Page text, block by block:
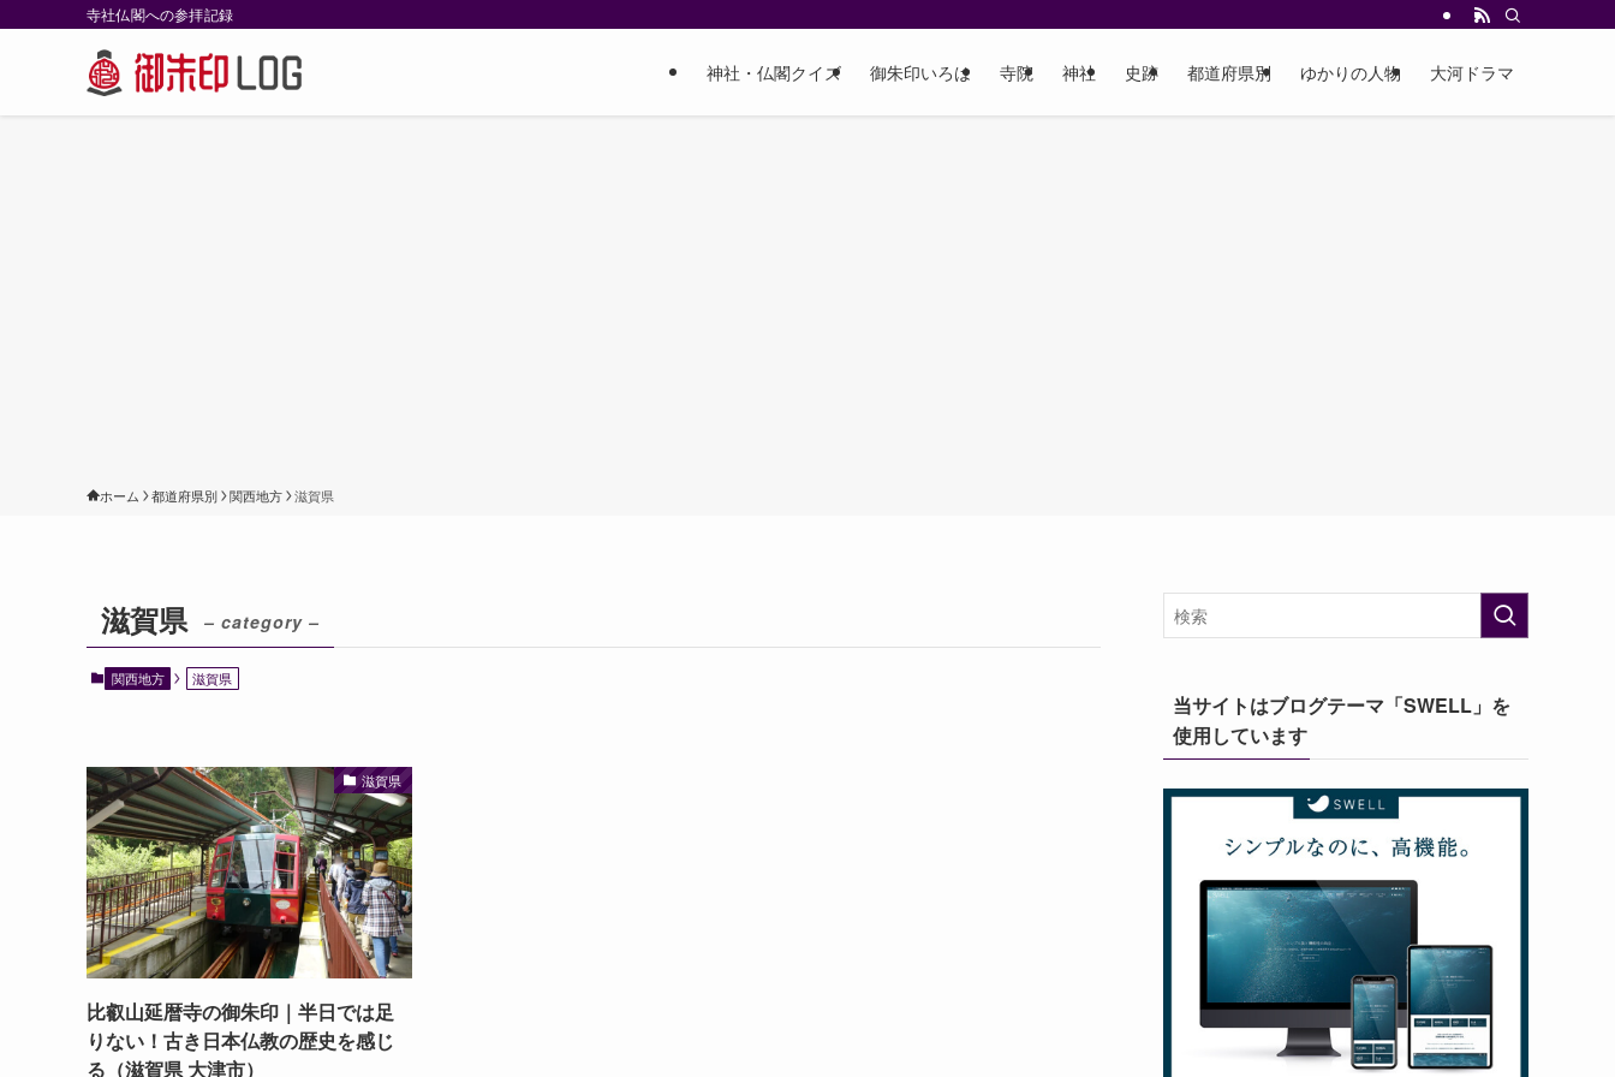
寺社仏閣への参拝記録
神社・仏閣クイズ 御朱印いろは 寺院 神社 史跡 都道府県別 ゆかりの人物 大河ドラマ
ホーム 都道府県別 関西地方 滋賀県
滋賀県 – category –
関西地方 滋賀県
滋賀県
比叡山延暦寺の御朱印｜半日では足
りない！古き日本仏教の歴史を感じ
る（滋賀県 大津市）
当サイトはブログテーマ「SWELL」を
使用しています